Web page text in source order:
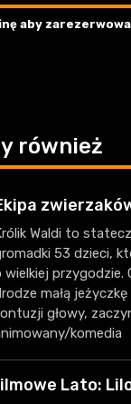
aby
również
Waldi to
53 dzieci,
wielkiej przygodzie.
małą
głowy,
komedia
Lato: